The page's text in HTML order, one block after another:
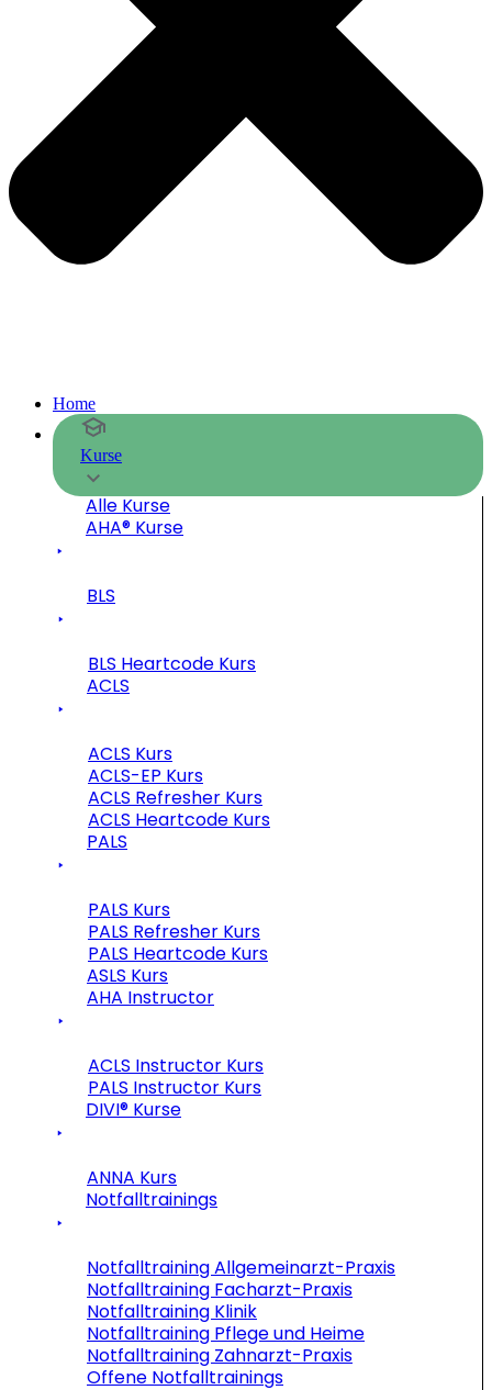
Home
Kurse
Alle Kurse
AHA® Kurse
BLS
BLS Heartcode Kurs
ACLS
ACLS Kurs
ACLS-EP Kurs
ACLS Refresher Kurs
ACLS Heartcode Kurs
PALS
PALS Kurs
PALS Refresher Kurs
PALS Heartcode Kurs
ASLS Kurs
AHA Instructor
ACLS Instructor Kurs
PALS Instructor Kurs
DIVI® Kurse
ANNA Kurs
Notfalltrainings
Notfalltraining Allgemeinarzt-Praxis
Notfalltraining Facharzt-Praxis
Notfalltraining Klinik
Notfalltraining Pflege und Heime
Notfalltraining Zahnarzt-Praxis
Offene Notfalltrainings